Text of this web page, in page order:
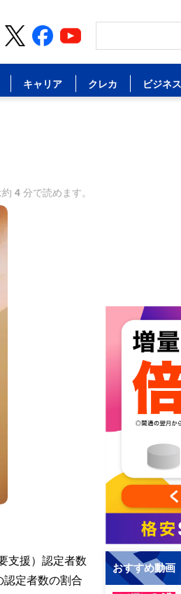
キャリア クレカ ビジネス
約 4 分で読めます。
支援）認定者数
認定者数の割合
おすすめ動画